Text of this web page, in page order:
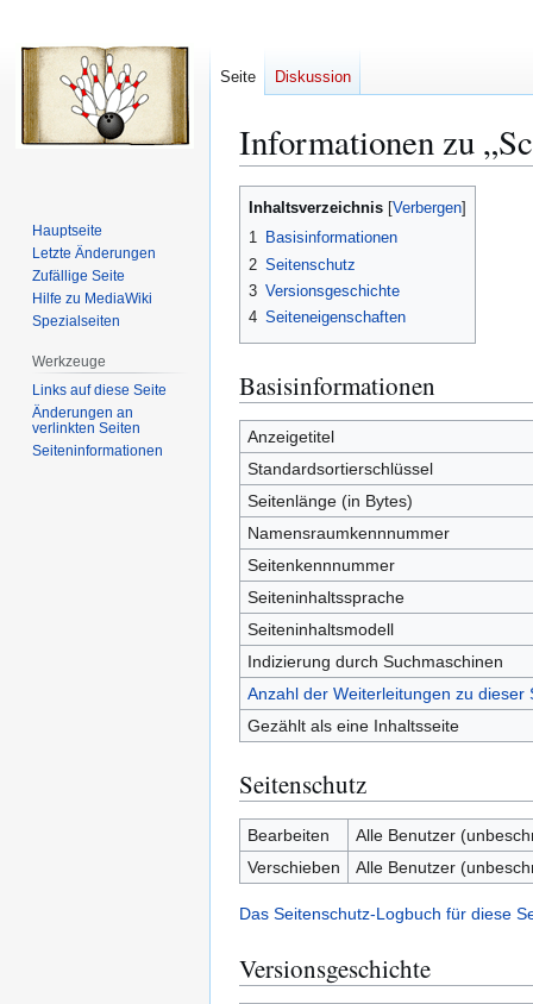
Informationen zu
Zur
Zur
Inhaltsverzeichnis
1 Basisinformationen
2 Seitenschutz
3 Versionsgeschichte
4 Seiteneigenschaften
Basisinformationen
Anzeigetitel
Standardsortierschlüssel
Seitenlänge (in Bytes)
Namensraumkennnummer
Seitenkennnummer
Seiteninhaltssprache
Seiteninhaltsmodell
Indizierung durch Suchmaschinen
Anzahl der Weiterleitungen zu dieser
Gezählt als eine Inhaltsseite
Seitenschutz
Bearbeiten
Alle Benutzer
Verschieben
Alle Benutzer
Das Seitenschutz-Logbuch für diese
Versionsgeschichte
Seite Diskussion
Hauptseite
Letzte Änderungen
Zufällige Seite
Hilfe zu MediaWiki
Spezialseiten
Werkzeuge
Links auf diese Seite
Änderungen an
verlinkten Seiten
Seiten­­informationen